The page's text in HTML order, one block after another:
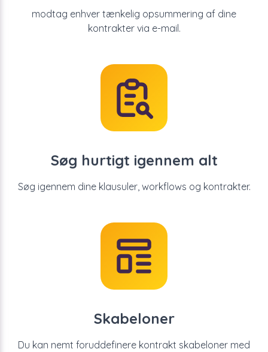
modtag enhver tænkelig opsummering af dine
kontrakter via e-mail.
Søg hurtigt igennem alt
Søg igennem dine klausuler, workflows og kontrakter.
Skabeloner
Du kan nemt foruddefinere kontrakt skabeloner med